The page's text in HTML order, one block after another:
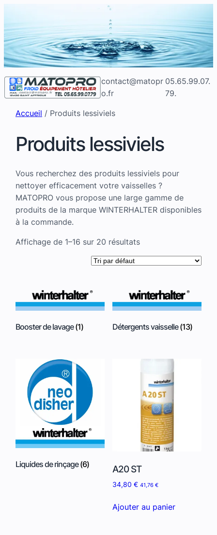
contenu
contact@matopr
o.fr
05.65.99.07.
79.
Accueil / Produits lessiviels
Produits lessiviels
Vous recherchez des produits lessiviels pour
nettoyer efficacement votre vaisselles ?
MATOPRO vous propose une large gamme de
produits de la marque WINTERHALTER disponibles
à la commande.
Affichage de 1–16 sur 20 résultats
Booster de lavage(1) Détergents vaisselle(13)
Liquides de rinçage(6) A20 ST
34,80 € 41,76 €
Ajouter au panier